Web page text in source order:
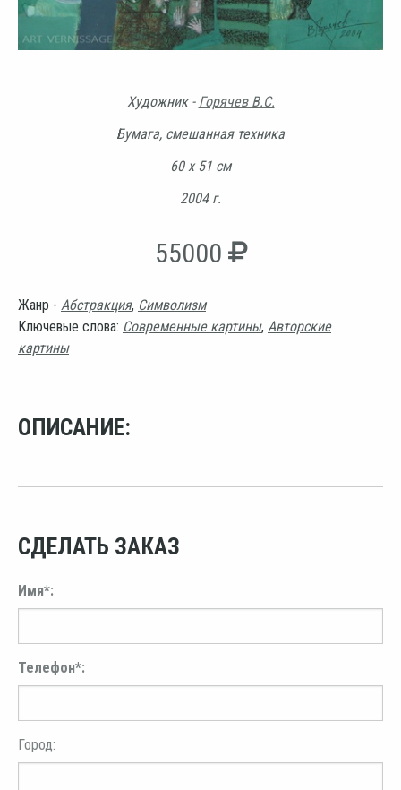
Художник - Горячев В.С.
Бумага, смешанная техника
60 х 51 см
2004 г.
55000
Жанр - Абстракция, Символизм
Ключевые слова: Современные картины, Авторские
картины
ОПИСАНИЕ:
СДЕЛАТЬ ЗАКАЗ
Имя*:
Телефон*:
Город: